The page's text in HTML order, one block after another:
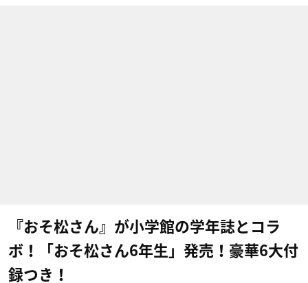
『おそ松さん』が小学館の学年誌とコラ
ボ！「おそ松さん6年生」発売！豪華6大付
録つき！